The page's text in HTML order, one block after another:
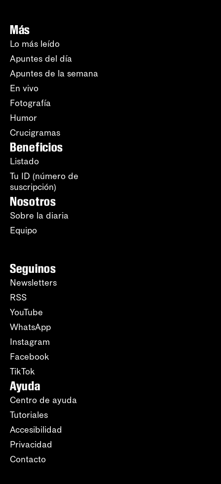
Más
Lo más leído
Apuntes del día
Apuntes de la semana
En vivo
Fotografía
Humor
Crucigramas
Beneficios
Listado
Tu ID (número de
suscripción)
Nosotros
Sobre la diaria
Equipo
Seguinos
Newsletters
RSS
YouTube
WhatsApp
Instagram
Facebook
TikTok
Ayuda
Centro de ayuda
Tutoriales
Accesibilidad
Privacidad
Contacto